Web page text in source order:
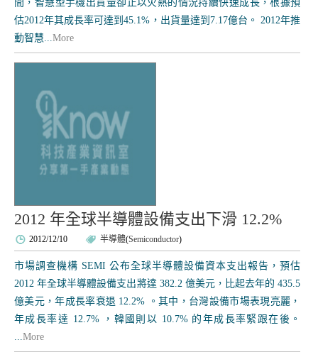
間，智慧型手機出貨量卻正以火熱的情況持續快速成長，根據預
估2012年其成長率可達到45.1%，出貨量達到7.17億台。 2012年推
動智慧...More
2012 年全球半導體設備支出下滑 12.2%
2012/12/10 半導體(Semiconductor)
市場調查機構 SEMI 公布全球半導體設備資本支出報告，預估
2012 年全球半導體設備支出將達 382.2 億美元，比起去年的 435.5
億美元，年成長率衰退 12.2% 。其中，台灣設備市場表現亮麗，
年成長率達 12.7% ，韓國則以 10.7% 的年成長率緊跟在後。
...More